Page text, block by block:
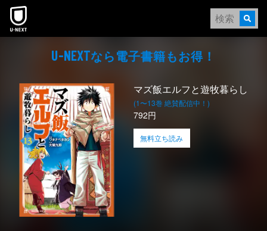
本文へスキップ
U-NEXTなら電⼦書籍もお得！
マズ飯エルフと遊牧暮らし
(1〜13巻 絶賛配信中！)
792円
無料立ち読み